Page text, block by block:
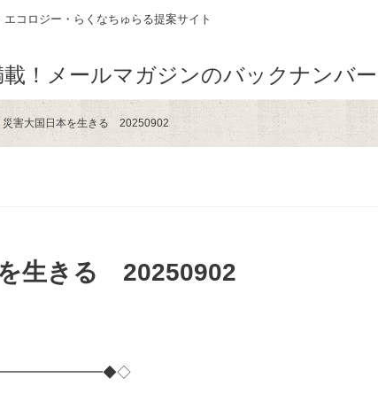
コロジー・らくなちゅらる提案サイト
！メールマガジンのバックナンバー
災害大国日本を生きる 20250902
生きる 20250902